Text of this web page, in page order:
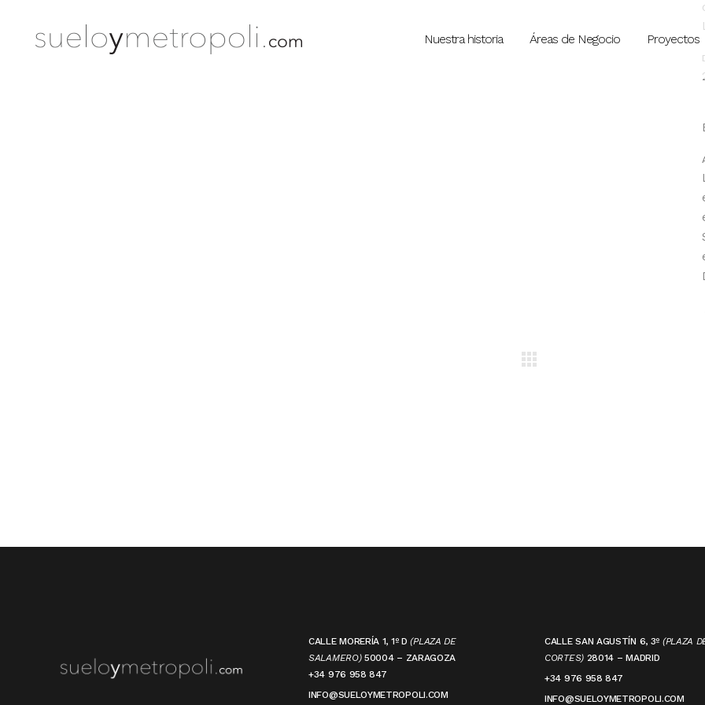
Nuestra historia Áreas de Negocio Proyectos
Art Week 2014
CALLE MORERÍA 1, 1º D(PLAZA DE
SALAMERO) 50004 – ZARAGOZA
+34 976 958 847
INFO@SUELOYMETROPOLI.COM
CALLE SAN AGUSTÍN 6, 3º (PLAZA
CORTES) 28014 – MADRID
+34 976 958 847
INFO@SUELOYMETROPOLI.COM